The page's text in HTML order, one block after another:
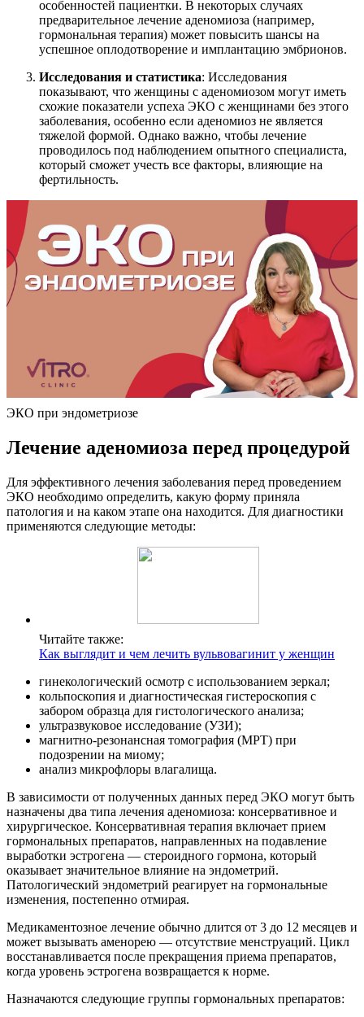
особенностей пациентки. В некоторых случаях
предварительное лечение аденомиоза (например,
гормональная терапия) может повысить шансы на
успешное оплодотворение и имплантацию эмбрионов.
Исследования и статистика: Исследования
показывают, что женщины с аденомиозом могут иметь
схожие показатели успеха ЭКО с женщинами без этого
заболевания, особенно если аденомиоз не является
тяжелой формой. Однако важно, чтобы лечение
проводилось под наблюдением опытного специалиста,
который сможет учесть все факторы, влияющие на
фертильность.
ЭКО при эндометриозе
Лечение аденомиоза перед процедурой
Для эффективного лечения заболевания перед проведением
ЭКО необходимо определить, какую форму приняла
патология и на каком этапе она находится. Для диагностики
применяются следующие методы:
Читайте также:
Как выглядит и чем лечить вульвовагинит у женщин
гинекологический осмотр с использованием зеркал;
кольпоскопия и диагностическая гистероскопия с
забором образца для гистологического анализа;
ультразвуковое исследование (УЗИ);
магнитно-резонансная томография (МРТ) при
подозрении на миому;
анализ микрофлоры влагалища.
В зависимости от полученных данных перед ЭКО могут быть
назначены два типа лечения аденомиоза: консервативное и
хирургическое. Консервативная терапия включает прием
гормональных препаратов, направленных на подавление
выработки эстрогена — стероидного гормона, который
оказывает значительное влияние на эндометрий.
Патологический эндометрий реагирует на гормональные
изменения, постепенно отмирая.
Медикаментозное лечение обычно длится от 3 до 12 месяцев и
может вызывать аменорею — отсутствие менструаций. Цикл
восстанавливается после прекращения приема препаратов,
когда уровень эстрогена возвращается к норме.
Назначаются следующие группы гормональных препаратов: